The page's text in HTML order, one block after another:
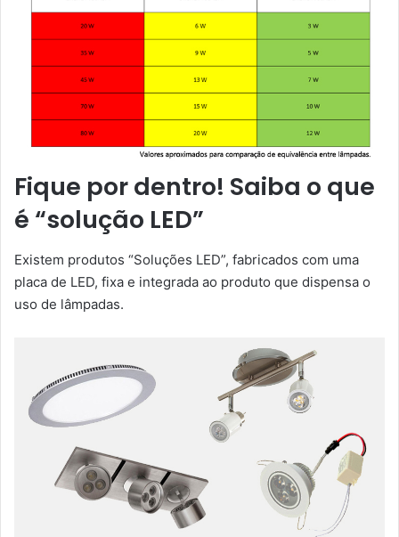
Fique por dentro! Saiba o que
é “solução LED”
Existem produtos “Soluções LED”, fabricados com uma
placa de LED, fixa e integrada ao produto que dispensa o
uso de lâmpadas.